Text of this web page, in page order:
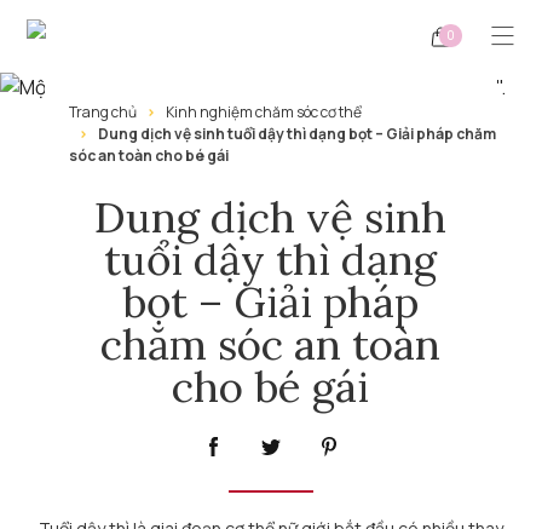
0
Trang chủ
Kinh nghiệm chăm sóc cơ thể
Dung dịch vệ sinh tuổi dậy thì dạng bọt – Giải pháp chăm
sóc an toàn cho bé gái
Dung dịch vệ sinh
tuổi dậy thì dạng
bọt – Giải pháp
chăm sóc an toàn
cho bé gái